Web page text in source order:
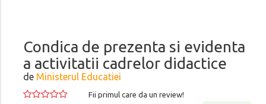
Condica de prezenta si evidenta
a activitatii cadrelor didactice
de Ministerul Educatiei
Fii primul care da un review!